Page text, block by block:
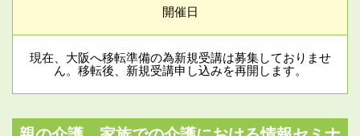
開催日
現在、大阪へ移転準備の為新規受講は募集しておりませ
ん。移転後、新規受講申し込みを再開します。